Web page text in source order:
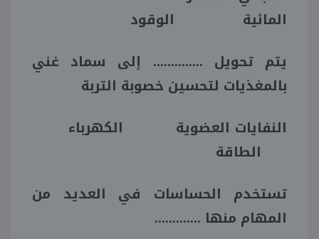
المائية الوقود
يتم تحويل .............. إلى سماد غني
بالمغذيات لتحسين خصوبة التربة
النفايات العضوية الكهرباء
الطاقة
تستخدم الحساسات في العديد من
المهام منها .............